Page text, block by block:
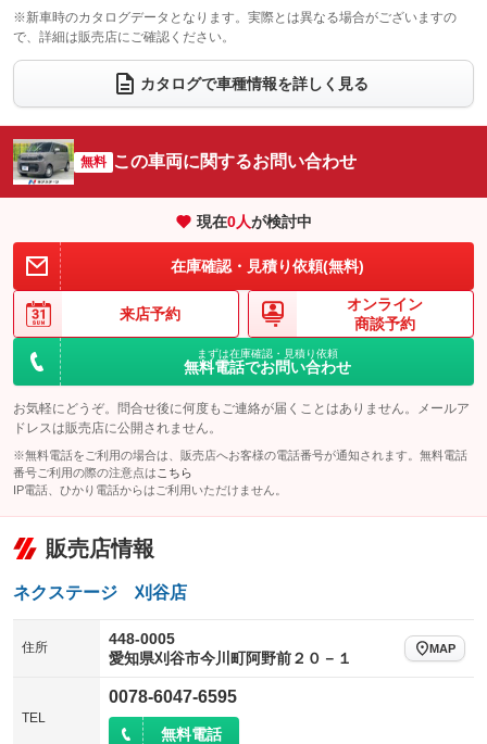
：装備なし ：装備あり
ウォークスルー
：装備なし
電動リアゲート フロントカメラ
：装備あり
：装備なし ：装備あり
サイドカメラ
：装備あり ルーフレール
：装備なし
：装備なし
：装備なし
※新車時のカタログデータとなります。実際とは異なる場合がございますの
で、詳細は販売店にご確認ください。
カタログで車種情報を詳しく見る
無料 この車両に関するお問い合わせ
現在0人が検討中
在庫確認・見積り依頼(無料)
来店予約
オンライン
商談予約
まずは在庫確認・見積り依頼
無料電話でお問い合わせ
お気軽にどうぞ。問合せ後に何度もご連絡が届くことはありません。メールア
ドレスは販売店に公開されません。
※無料電話をご利用の場合は、販売店へお客様の電話番号が通知されます。無料電話
番号ご利用の際の注意点は こちら
IP電話、ひかり電話からはご利用いただけません。
販売店情報
ネクステージ 刈谷店
住所
448-0005
愛知県刈谷市今川町阿野前２０－１
MAP
TEL
0078-6047-6595
無料電話